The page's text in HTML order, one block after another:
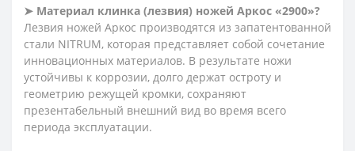
➤ Материал клинка (лезвия) ножей Аркос «2900»?
Лезвия ножей Аркос производятся из запатентованной
стали NITRUM, которая представляет собой сочетание
инновационных материалов. В результате ножи
устойчивы к коррозии, долго держат остроту и
геометрию режущей кромки, сохраняют
презентабельный внешний вид во время всего
периода эксплуатации.